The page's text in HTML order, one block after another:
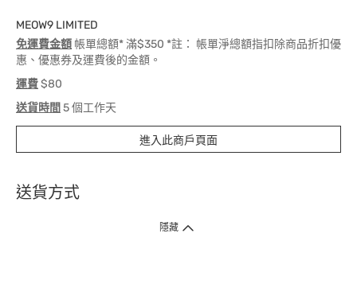
MEOW9 LIMITED
免運費金額 帳單總額* 滿$350 *註： 帳單淨總額指扣除商品折扣優
惠、優惠券及運費後的金額。
運費$80
送貨時間 5 個工作天
進入此商戶頁面
送貨方式
1. 送貨到府（受衛生署條例規管產品除外 ）
隱藏